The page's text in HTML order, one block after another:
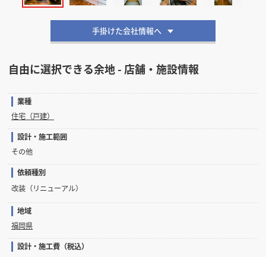
手掛けた会社情報へ
自由に選択できる余地 - 店舗・施設情報
業種
住宅（戸建）
設計・施工範囲
その他
依頼種別
改装（リニューアル）
地域
福岡県
設計・施工費（税込）